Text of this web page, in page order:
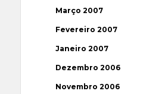
Março 2007
Fevereiro 2007
Janeiro 2007
Dezembro 2006
Novembro 2006